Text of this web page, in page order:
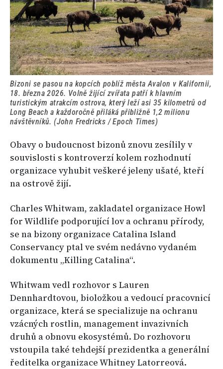
Bizoni se pasou na kopcích poblíž města Avalon v Kalifornii,
18. března 2026. Volně žijící zvířata patří k hlavním
turistickým atrakcím ostrova, který leží asi 35 kilometrů od
Long Beach a každoročně přiláká přibližně 1,2 milionu
návštěvníků. (John Fredricks / Epoch Times)
Obavy o budoucnost bizonů znovu zesílily v
souvislosti s kontroverzí kolem rozhodnutí
organizace vyhubit veškeré jeleny ušaté, kteří
na ostrově žijí.
Charles Whitwam, zakladatel organizace Howl
for Wildlife podporující lov a ochranu přírody,
se na bizony organizace Catalina Island
Conservancy ptal ve svém nedávno vydaném
dokumentu „Killing Catalina“.
Whitwam vedl rozhovor s Lauren
Dennhardtovou, bioložkou a vedoucí pracovnicí
organizace, která se specializuje na ochranu
vzácných rostlin, management invazivních
druhů a obnovu ekosystémů. Do rozhovoru
vstoupila také tehdejší prezidentka a generální
ředitelka organizace Whitney Latorreová.